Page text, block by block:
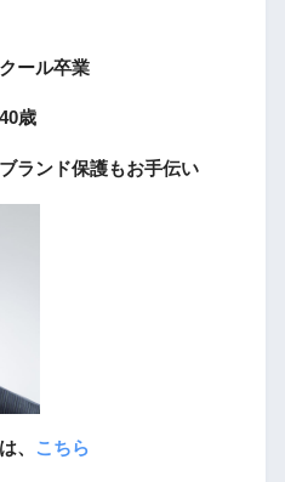
ール卒業
歳
ランド保護もお手伝い
、 こちら